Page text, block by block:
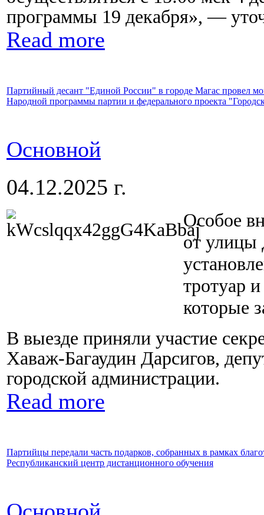
программы 19 декабря», —
Read more
Партийный десант "Единой России" в городе Магас провел
Народной программы партии и федерального проекта
Основной
04.12.2025 г.
Особое
от улицы
тротуар
которые
В выезде приняли участие
Хаваж-Багаудин Дарсигов,
городской администрации.
Read more
Партийцы передали часть подарков, собранных в рамках
Республиканский центр дистанционного обучения